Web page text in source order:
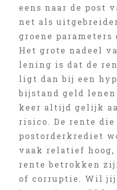
eens naar de post
net als
groene parameters
Het grote nadeel
lening is dat de
ligt dan bij een
bijstand geld lenen
keer altijd gelijk
risico. De rente
postorderkrediet
vaak relatief
rente betrokken
of corruptie. Wil jij